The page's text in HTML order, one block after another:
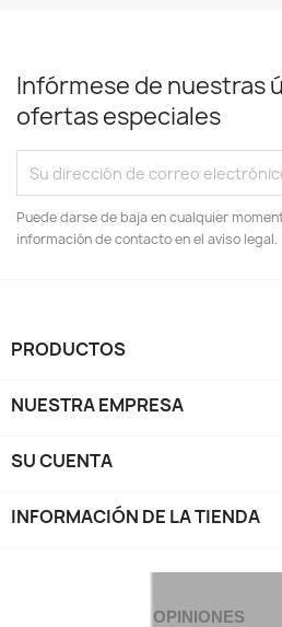
Infórmese de nuestras
ofertas especiales
Puede darse de baja en cualquier
información de contacto en el aviso legal.
PRODUCTOS
NUESTRA EMPRESA
SU CUENTA
INFORMACIÓN DE LA TIENDA
OPINIONES